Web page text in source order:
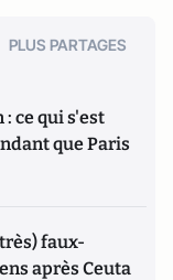
PLUS PARTAGES
ce qui s'est
que Paris
faux-
après Ceuta